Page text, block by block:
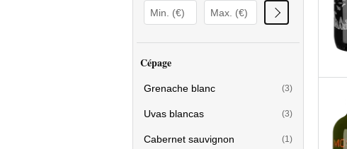
Cépage
Grenache blanc (3)
Uvas blancas (3)
Cabernet sauvignon (1)